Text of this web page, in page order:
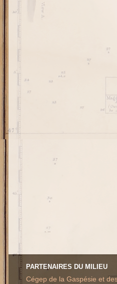
PARTENAIRES DU MILIEU
Cégep de la Gaspésie et